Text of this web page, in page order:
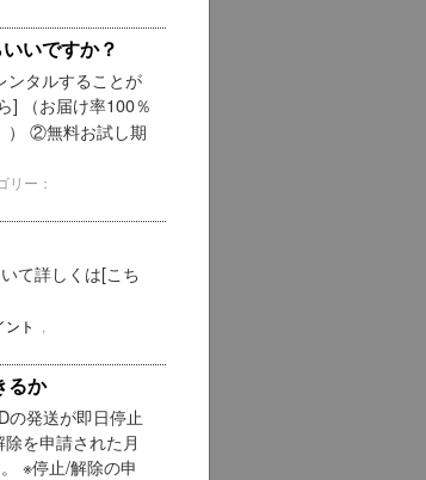
いですか？
ンタルすることが
] （お届け率100％
） ②無料お試し期
リー：
て詳しくは[こち
ト
るか
の発送が即日停止
を申請された月
※停止/解除の申